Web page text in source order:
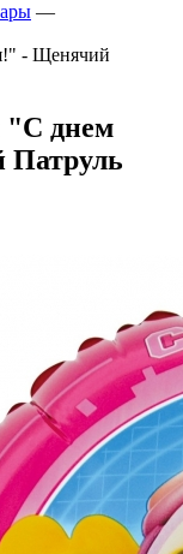
—
- Щенячий
"С днем